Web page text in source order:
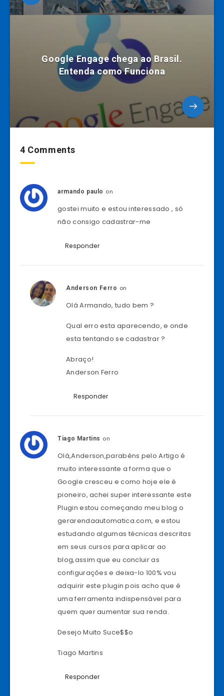
Google Engage chega ao Brasil.
Entenda como Funciona
4 Comments
armando paulo on
gostei muito e estou interessado , só
não consigo cadastrar-me
Responder
Anderson Ferro on
Olá Armando, tudo bem ?
Qual erro esta aparecendo, e onde
esta tentando se cadastrar ?
Abraço!
Anderson Ferro
Responder
Tiago Martins on
Olá,Anderson,parabéns pelo Artigo é
muito interessante a forma que o
Google cresceu e como hoje ele é
pioneiro, achei super interessante este
Plugin estou começando meu blog o
gerarendaautomatica.com, e estou
estudando algumas técnicas descritas
em seus cursos para aplicar ao
blog,assim que eu concluir as
configurações e deixa-lo 100% vou
adquirir este plugin pois acho que é
uma ferramenta indispensável para
quem quer aumentar sua renda.
Desejo Muito Suce$$o
Tiago Martins
Responder